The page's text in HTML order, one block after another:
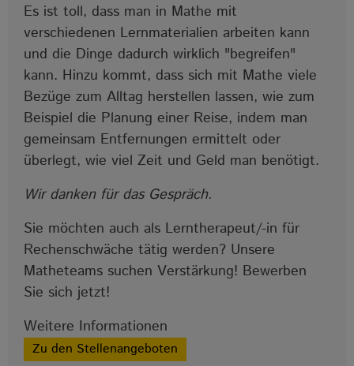
Es ist toll, dass man in Mathe mit
verschiedenen Lernmaterialien arbeiten kann
und die Dinge dadurch wirklich "begreifen"
kann. Hinzu kommt, dass sich mit Mathe viele
Bezüge zum Alltag herstellen lassen, wie zum
Beispiel die Planung einer Reise, indem man
gemeinsam Entfernungen ermittelt oder
überlegt, wie viel Zeit und Geld man benötigt.
Wir danken für das Gespräch.
Sie möchten auch als Lerntherapeut/-in für
Rechenschwäche tätig werden? Unsere
Matheteams suchen Verstärkung! Bewerben
Sie sich jetzt!
Weitere Informationen
Zu den Stellenangeboten